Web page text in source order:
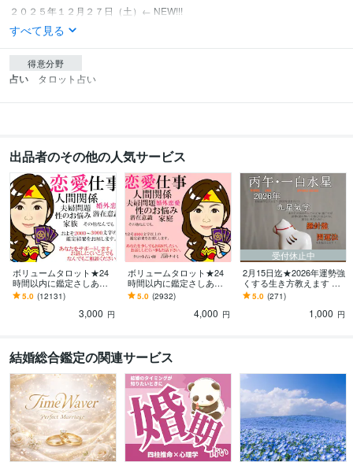
すべて見る
得意分野
占い タロット占い
出品者のその他の人気サービス
ボリュームタロット★24
時間以内に鑑定さしあげ
ます 3000文字以上の鑑定
★希望者のみ一部カード
開示サービスあり
5.0 (12131)
3,000 円
ボリュームタロット★24
時間以内に鑑定さしあげ
ます 4000文字以上の鑑定
結果★細かなご質問もカ
ード展開します。
5.0 (2932)
4,000 円
受付休止中
2月15日迄★2026年運勢強
くする生き方教えます 九
星気学★運の勢いを高め
る生き方や開運法★
5.0 (271)
1,000 円
結婚総合鑑定の関連サービス